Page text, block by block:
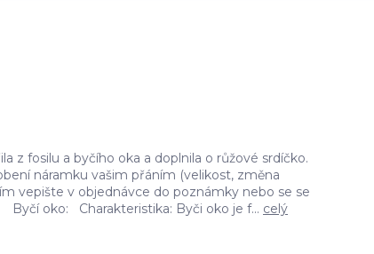
z fosilu a byčího oka a doplnila o růžové srdíčko.
náramku vašim přáním (velikost, změna
vepište v objednávce do poznámky nebo se se
oko: Charakteristika: Byči oko je f... celý